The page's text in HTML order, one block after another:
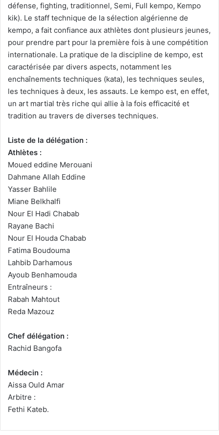
défense, fighting, traditionnel, Semi, Full kempo, Kempo
kik). Le staff technique de la sélection algérienne de
kempo, a fait confiance aux athlètes dont plusieurs jeunes,
pour prendre part pour la première fois à une compétition
internationale. La pratique de la discipline de kempo, est
caractérisée par divers aspects, notamment les
enchaînements techniques (kata), les techniques seules,
les techniques à deux, les assauts. Le kempo est, en effet,
un art martial très riche qui allie à la fois efficacité et
tradition au travers de diverses techniques.
Liste de la délégation :
Athlètes :
Moued eddine Merouani
Dahmane Allah Eddine
Yasser Bahlile
Miane Belkhalfi
Nour El Hadi Chabab
Rayane Bachi
Nour El Houda Chabab
Fatima Boudouma
Lahbib Darhamous
Ayoub Benhamouda
Entraîneurs :
Rabah Mahtout
Reda Mazouz
Chef délégation :
Rachid Bangofa
Médecin :
Aissa Ould Amar
Arbitre :
Fethi Kateb.